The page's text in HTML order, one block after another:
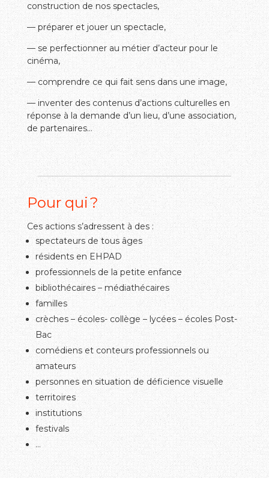
construction de nos spectacles,
— préparer et jouer un spectacle,
— se perfectionner au métier d’acteur pour le
cinéma,
— comprendre ce qui fait sens dans une image,
— inventer des contenus d’actions culturelles en
réponse à la demande d’un lieu, d’une association,
de partenaires…
Pour qui?
Ces actions s’adressent à des :
spectateurs de tous âges
résidents en EHPAD
professionnels de la petite enfance
bibliothécaires – médiathécaires
familles
crèches – écoles- collège – lycées – écoles Post-
Bac
comédiens et conteurs professionnels ou
amateurs
personnes en situation de déficience visuelle
territoires
institutions
festivals
…